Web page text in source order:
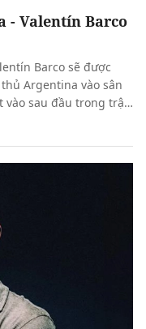
- Valentín Barco
Barco sẽ được
Argentina vào sân
vào sau đầu trong trận